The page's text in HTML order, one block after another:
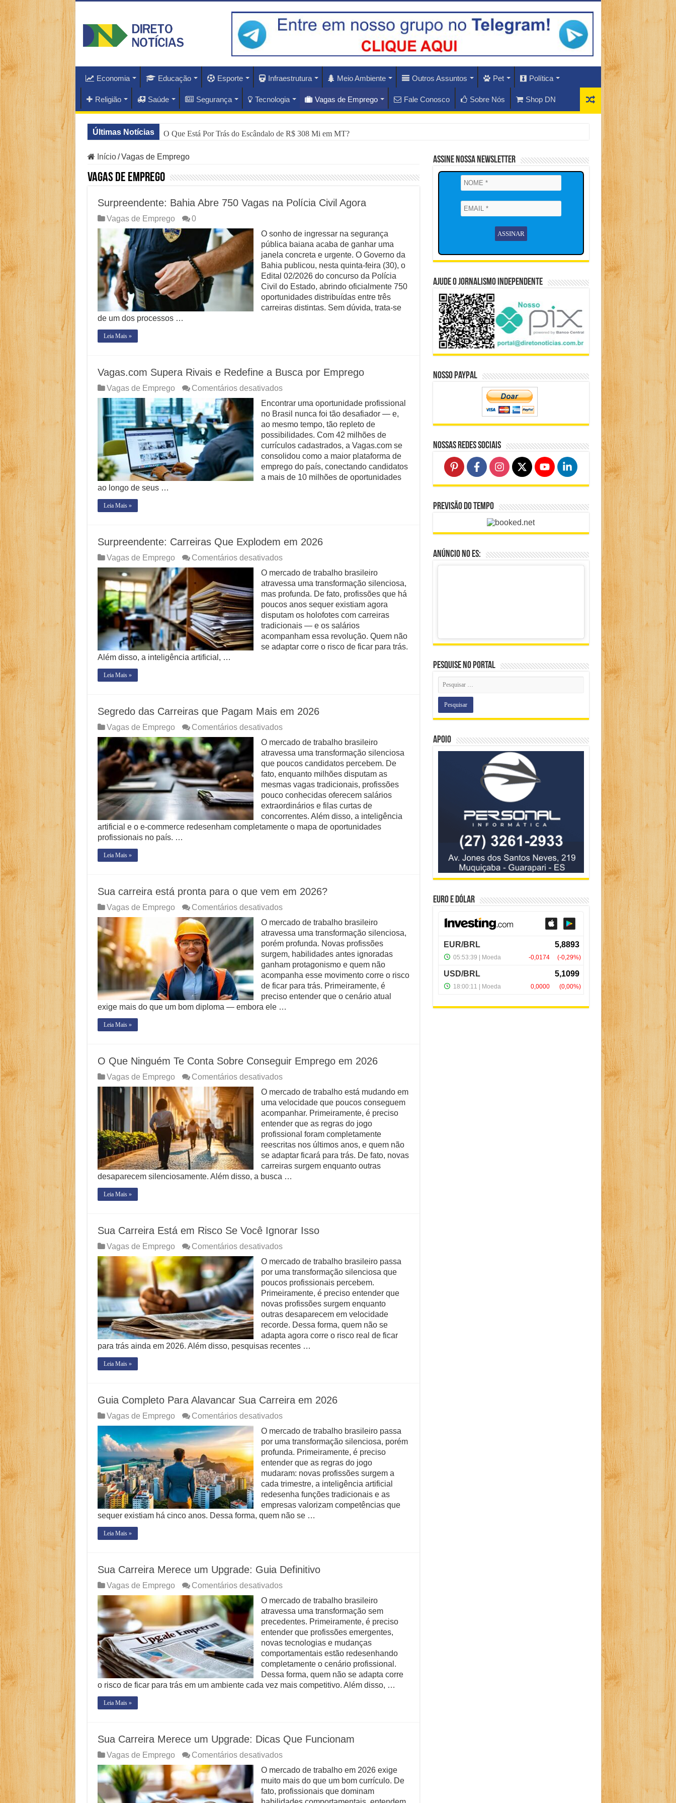
Economia Educação Esporte Infraestrutura Meio Ambiente Outros Assuntos Pet Política
Religião Saúde Segurança Tecnologia Vagas de Emprego Fale Conosco Sobre Nós Shop DN
Últimas Notícias O Que Está Por Trás do Escândalo de R$ 308 Mi em MT?
Como Resolver a Crise Diplomática Que Lula e Trump Aprofundam
Especialistas Revelam os Riscos dos Ventos de 76 km/h no Rio
Família Livre, Senador Investigado: O Que Mudou na Operação INSS
Controverso: IBS e CBS Dividem Empresários na Reforma Tributária
Como Resolver a Disputa Política do Republicanos Rumo a 2026
O Que Levou Quatro Trabalhadores à Morte em Obra Proibida no ES?
Casa Branca Antes Distante, Camp David Agora no Centro do Poder
Especialistas Revelam o Que Levou ao Ataque Fatal na Fábrica Bombril
Início / Vagas de Emprego
Vagas de Emprego
Surpreendente: Bahia Abre 750 Vagas na Polícia Civil Agora
Vagas de Emprego
0
O sonho de ingressar na segurança
pública baiana acaba de ganhar uma
janela concreta e urgente. O Governo da
Bahia publicou, nesta quinta-feira (30), o
Edital 02/2026 do concurso da Polícia
Civil do Estado, abrindo oficialmente 750
oportunidades distribuídas entre três
carreiras distintas. Sem dúvida, trata-se
de um dos processos …
Leia Mais »
Vagas.com Supera Rivais e Redefine a Busca por Emprego
Vagas de Emprego Comentários desativadosem
Supera
Rivais
e
Redefine
a
Busca
por
Emprego
Encontrar uma oportunidade profissional
no Brasil nunca foi tão desafiador — e,
ao mesmo tempo, tão repleto de
possibilidades. Com 42 milhões de
currículos cadastrados, a Vagas.com se
consolidou como a maior plataforma de
emprego do país, conectando candidatos
a mais de 10 milhões de oportunidades
ao longo de seus …
Leia Mais »
Surpreendente: Carreiras Que Explodem em 2026
Vagas de Emprego Comentários desativadosem
Carreiras
Que
Explodem
em
2026
O mercado de trabalho brasileiro
atravessa uma transformação silenciosa,
mas profunda. De fato, profissões que há
poucos anos sequer existiam agora
disputam os holofotes com carreiras
tradicionais — e os salários
acompanham essa revolução. Quem não
se adaptar corre o risco de ficar para trás.
Além disso, a inteligência artificial, …
Leia Mais »
Segredo das Carreiras que Pagam Mais em 2026
Vagas de Emprego Comentários desativadosem
das
Carreiras
que
Pagam
Mais
em
2026
O mercado de trabalho brasileiro
atravessa uma transformação silenciosa
que poucos candidatos percebem. De
fato, enquanto milhões disputam as
mesmas vagas tradicionais, profissões
pouco conhecidas oferecem salários
extraordinários e filas curtas de
concorrentes. Além disso, a inteligência
artificial e o e-commerce redesenham completamente o mapa de oportunidades
profissionais no país. …
Leia Mais »
Sua carreira está pronta para o que vem em 2026?
Vagas de Emprego Comentários desativadosem
carreira
está
pronta
para
o
que
vem
em
2026?
O mercado de trabalho brasileiro
atravessa uma transformação silenciosa,
porém profunda. Novas profissões
surgem, habilidades antes ignoradas
ganham protagonismo e quem não
acompanha esse movimento corre o risco
de ficar para trás. Primeiramente, é
preciso entender que o cenário atual
exige mais do que um bom diploma — embora ele …
Leia Mais »
O Que Ninguém Te Conta Sobre Conseguir Emprego em 2026
Vagas de Emprego Comentários desativadosem
Que
Ninguém
Te
Conta
Sobre
Conseguir
Emprego
em
2026
O mercado de trabalho está mudando em
uma velocidade que poucos conseguem
acompanhar. Primeiramente, é preciso
entender que as regras do jogo
profissional foram completamente
reescritas nos últimos anos, e quem não
se adaptar ficará para trás. De fato, novas
carreiras surgem enquanto outras
desaparecem silenciosamente. Além disso, a busca …
Leia Mais »
Sua Carreira Está em Risco Se Você Ignorar Isso
Vagas de Emprego Comentários desativadosem
Carreira
Está
em
Risco
Se
Você
Ignorar
Isso
O mercado de trabalho brasileiro passa
por uma transformação silenciosa que
poucos profissionais percebem.
Primeiramente, é preciso entender que
novas profissões surgem enquanto
outras desaparecem em velocidade
recorde. Dessa forma, quem não se
adapta agora corre o risco real de ficar
para trás ainda em 2026. Além disso, pesquisas recentes …
Leia Mais »
Guia Completo Para Alavancar Sua Carreira em 2026
Vagas de Emprego Comentários desativadosem
Completo
Para
Alavancar
Sua
Carreira
em
2026
O mercado de trabalho brasileiro passa
por uma transformação silenciosa, porém
profunda. Primeiramente, é preciso
entender que as regras do jogo
mudaram: novas profissões surgem a
cada trimestre, a inteligência artificial
redesenha funções tradicionais e as
empresas valorizam competências que
sequer existiam há cinco anos. Dessa forma, quem não se …
Leia Mais »
Sua Carreira Merece um Upgrade: Guia Definitivo
Vagas de Emprego Comentários desativadosem
Carreira
Merece
um
Upgrade:
Guia
Definitivo
O mercado de trabalho brasileiro
atravessa uma transformação sem
precedentes. Primeiramente, é preciso
entender que profissões emergentes,
novas tecnologias e mudanças
comportamentais estão redesenhando
completamente o cenário profissional.
Dessa forma, quem não se adapta corre
o risco de ficar para trás em um ambiente cada vez mais competitivo. Além disso, …
Leia Mais »
Sua Carreira Merece um Upgrade: Dicas Que Funcionam
Vagas de Emprego Comentários desativadosem
Carreira
Merece
um
Upgrade:
O mercado de trabalho em 2026 exige
muito mais do que um bom currículo. De
fato, profissionais que dominam
Assine Nossa Newsletter
Ajude o Jornalismo Independente
Nosso Paypal
Nossas Redes Sociais
Previsão do Tempo
Anúncio no ES:
Pesquise no portal
Apoio
Euro e Dólar